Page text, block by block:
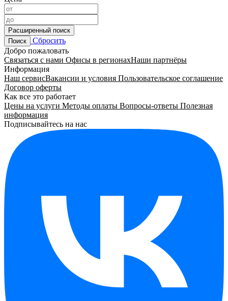
Расширенный поиск
Поиск
Сбросить
Добро пожаловать
Связаться с нами Офисы в регионахНаши партнёры
Информация
Наш сервисВакансии и условия Пользовательское соглашение
Договор оферты
Как все это работает
Цены на услуги Методы оплаты Вопросы-ответы Полезная
информация
Подписывайтесь на нас